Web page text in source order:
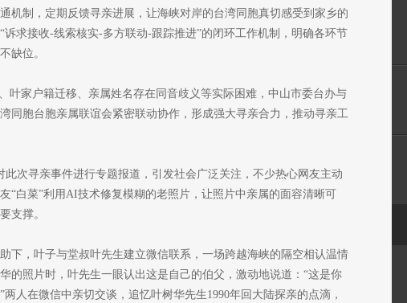
机制，定期反馈寻亲进展，让海峡对岸的台湾同胞真切感受到家乡的
诉求接收-线索核实-多方联动-跟踪推进”的闭环工作机制，明确各环节
缺位。
叶家户籍迁移、亲属姓名存在同音歧义等实际困难，中山市委台办与
同胞台胞亲属联谊会紧密联动协作，形成强大寻亲合力，推动寻亲工
此次寻亲事件进行专题报道，引发社会广泛关注，不少热心网友主动
“白菜”利用AI技术修复模糊的老照片，让照片中亲属的面容清晰可
支撑。
下，叶子与堂叔叶先生建立微信联系，一场跨越海峡的隔空相认温情
的照片时，叶先生一眼认出这是自己的伯父，激动地说道：“这是你
人在微信中亲切交谈，追忆叶树华先生1990年回大陆探亲的点滴，